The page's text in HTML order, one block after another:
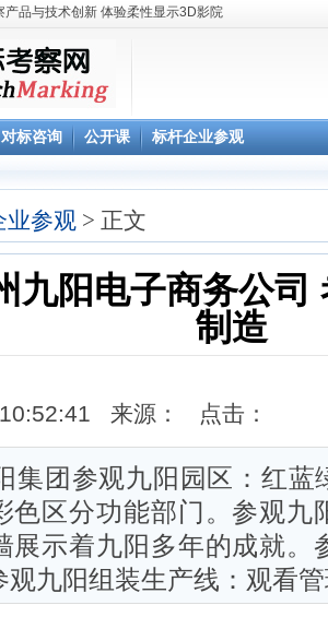
产品与技术创新 体验柔性显示3D影院
理”六项课程体系
里巴巴西溪访客中心预约
导力课程
考察公开课学习计划
对标咨询 公开课 标杆企业参观
业参观 > 正文
九阳电子商务公司
制造
来源： 点击：
集团参观九阳园区：红蓝
色区分功能部门。参观九
展示着九阳多年的成就。
观九阳组装生产线：观看